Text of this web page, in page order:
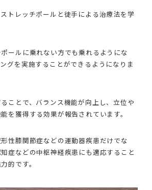
トレッチポールと徒手による治療法を学
ールに乗れない方でも乗れるようにな
グを実施することができるようになりま
ことで、バランス機能が向上し、立位や
を獲得する効果が報告されています。
性膝関節症などの運動器疾患だけでな
症などの中枢神経疾患にも適応すること
的です。